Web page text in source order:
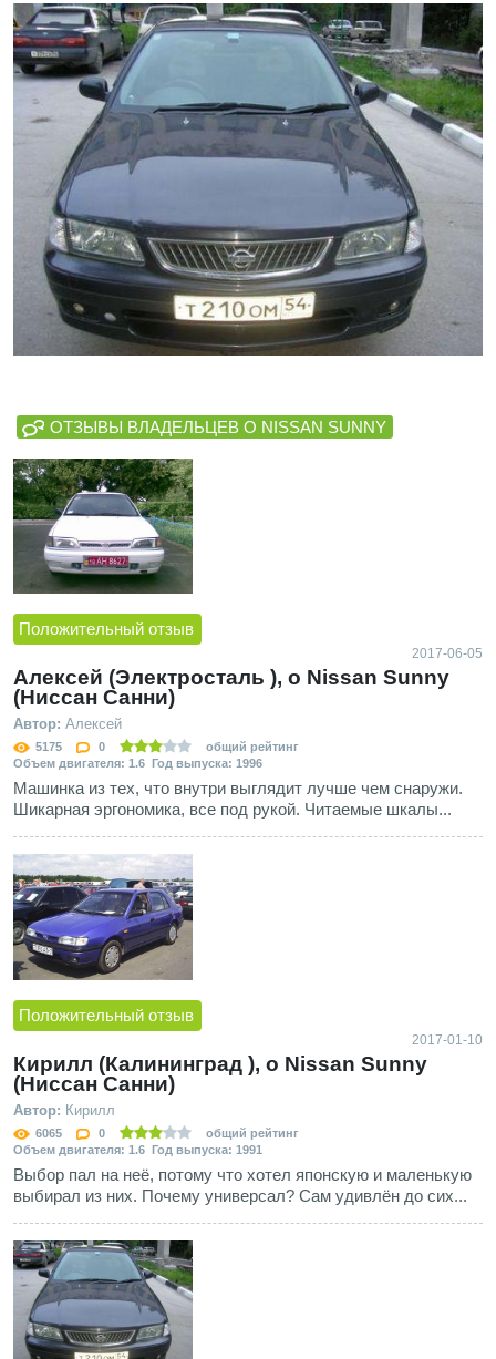
ОТЗЫВЫ ВЛАДЕЛЬЦЕВ О NISSAN SUNNY
Положительный отзыв
2017-06-05
Алексей (Электросталь ), о Nissan Sunny
(Ниссан Санни)
Автор: Алексей
5175 0
общий рейтинг
Объем двигателя: 1.6 Год выпуска: 1996
Машинка из тех, что внутри выглядит лучше чем снаружи.
Шикарная эргономика, все под рукой. Читаемые шкалы...
Положительный отзыв
2017-01-10
Кирилл (Калининград ), о Nissan Sunny
(Ниссан Санни)
Автор: Кирилл
6065 0
общий рейтинг
Объем двигателя: 1.6 Год выпуска: 1991
Выбор пал на неё, потому что хотел японскую и маленькую
выбирал из них. Почему универсал? Сам удивлён до сих...